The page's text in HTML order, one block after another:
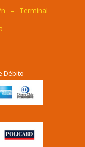
– Terminal
Débito